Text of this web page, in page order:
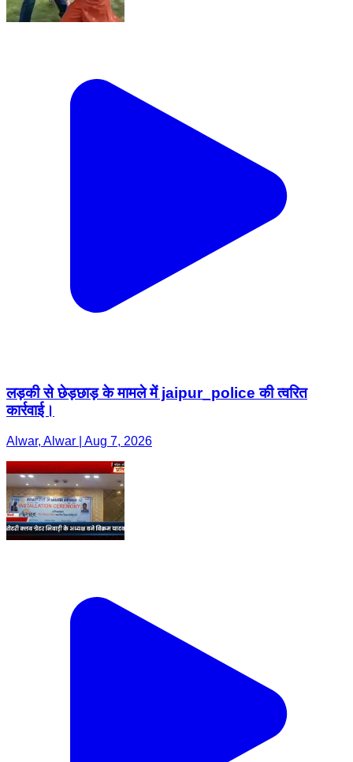
लड़की से छेड़छाड़ के मामले में jaipur_police की त्वरित
कार्रवाई।
Alwar, Alwar | Aug 7, 2026